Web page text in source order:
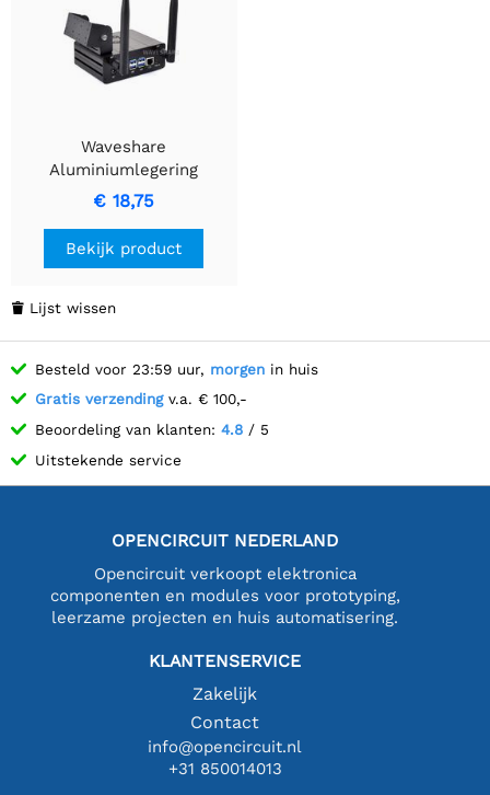
Waveshare
Aluminiumlegering
behuizing voor Jetson
Orin, met camera houder,
geschikt voor Jetson Orin
Nano en Jetson Orin NX
€ 18,75
Bekijk product
 Lijst wissen
Besteld voor 23:59 uur, morgen in huis
Gratis verzendingv.a. € 100,-
Beoordeling van klanten: 4.8 / 5
Uitstekende service
OPENCIRCUIT NEDERLAND
Opencircuit verkoopt elektronica
componenten en modules voor prototyping,
leerzame projecten en huis automatisering.
KLANTENSERVICE
Zakelijk
Contact
info@opencircuit.nl
+31 850014013